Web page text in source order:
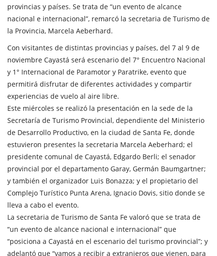
provincias y países. Se trata de “un evento de alcance
nacional e internacional”, remarcó la secretaria de Turismo de
la Provincia, Marcela Aeberhard.
Con visitantes de distintas provincias y países, del 7 al 9 de
noviembre Cayastá será escenario del 7° Encuentro Nacional
y 1° Internacional de Paramotor y Paratrike, evento que
permitirá disfrutar de diferentes actividades y compartir
experiencias de vuelo al aire libre.
Este miércoles se realizó la presentación en la sede de la
Secretaría de Turismo Provincial, dependiente del Ministerio
de Desarrollo Productivo, en la ciudad de Santa Fe, donde
estuvieron presentes la secretaria Marcela Aeberhard; el
presidente comunal de Cayastá, Edgardo Berli; el senador
provincial por el departamento Garay, Germán Baumgartner;
y también el organizador Luis Bonazza; y el propietario del
Complejo Turístico Punta Arena, Ignacio Dovis, sitio donde se
lleva a cabo el evento.
La secretaria de Turismo de Santa Fe valoró que se trata de
“un evento de alcance nacional e internacional” que
“posiciona a Cayastá en el escenario del turismo provincial”; y
adelantó que “vamos a recibir a extranjeros que vienen, para